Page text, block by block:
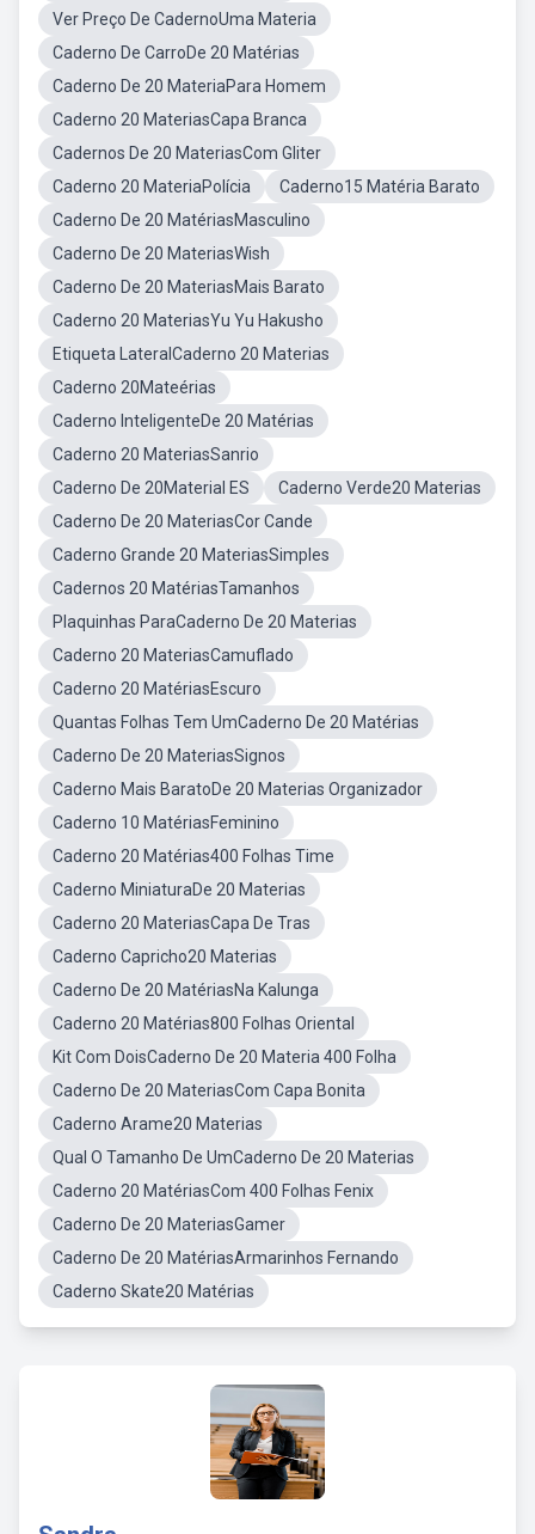
Ver Preço De CadernoUma Materia
Caderno De CarroDe 20 Matérias
Caderno De 20 MateriaPara Homem
Caderno 20 MateriasCapa Branca
Cadernos De 20 MateriasCom Gliter
Caderno 20 MateriaPolícia
Caderno15 Matéria Barato
Caderno De 20 MatériasMasculino
Caderno De 20 MateriasWish
Caderno De 20 MateriasMais Barato
Caderno 20 MateriasYu Yu Hakusho
Etiqueta LateralCaderno 20 Materias
Caderno 20Mateérias
Caderno InteligenteDe 20 Matérias
Caderno 20 MateriasSanrio
Caderno De 20Material ES
Caderno Verde20 Materias
Caderno De 20 MateriasCor Cande
Caderno Grande 20 MateriasSimples
Cadernos 20 MatériasTamanhos
Plaquinhas ParaCaderno De 20 Materias
Caderno 20 MateriasCamuflado
Caderno 20 MatériasEscuro
Quantas Folhas Tem UmCaderno De 20 Matérias
Caderno De 20 MateriasSignos
Caderno Mais BaratoDe 20 Materias Organizador
Caderno 10 MatériasFeminino
Caderno 20 Matérias400 Folhas Time
Caderno MiniaturaDe 20 Materias
Caderno 20 MateriasCapa De Tras
Caderno Capricho20 Materias
Caderno De 20 MatériasNa Kalunga
Caderno 20 Matérias800 Folhas Oriental
Kit Com DoisCaderno De 20 Materia 400 Folha
Caderno De 20 MateriasCom Capa Bonita
Caderno Arame20 Materias
Qual O Tamanho De UmCaderno De 20 Materias
Caderno 20 MatériasCom 400 Folhas Fenix
Caderno De 20 MateriasGamer
Caderno De 20 MatériasArmarinhos Fernando
Caderno Skate20 Matérias